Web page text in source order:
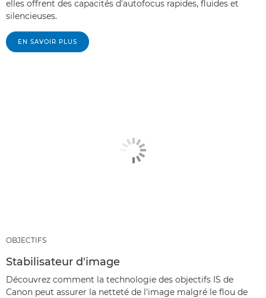
elles offrent des capacités d'autofocus rapides, fluides et
silencieuses.
EN SAVOIR PLUS
OBJECTIFS
Stabilisateur d'image
Découvrez comment la technologie des objectifs IS de
Canon peut assurer la netteté de l'image malgré le flou de